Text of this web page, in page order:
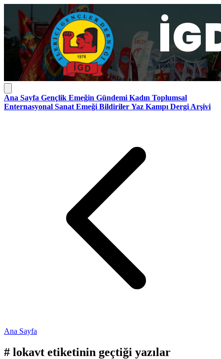
Ana Sayfa Gençlik Emeğin Gündemi Kadın Toplumsal
Enternasyonal Sanat Emeği Bildiriler Yaz Kampı Dergi Arşivi
Ana Sayfa
# lokavt etiketinin geçtiği yazılar